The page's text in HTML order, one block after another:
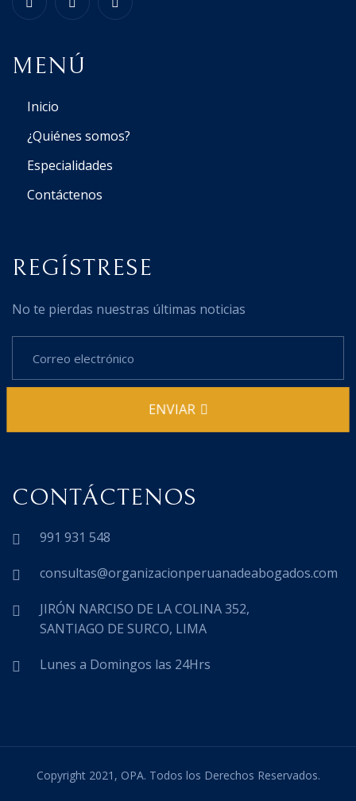
MENÚ
Inicio
¿Quiénes somos?
Especialidades
Contáctenos
REGÍSTRESE
No te pierdas nuestras últimas noticias
ENVIAR
CONTÁCTENOS
991 931 548
consultas@organizacionperuanadeabogados.com
JIRÓN NARCISO DE LA COLINA 352,
SANTIAGO DE SURCO, LIMA
Lunes a Domingos las 24Hrs
Copyright 2021, OPA. Todos los Derechos Reservados.